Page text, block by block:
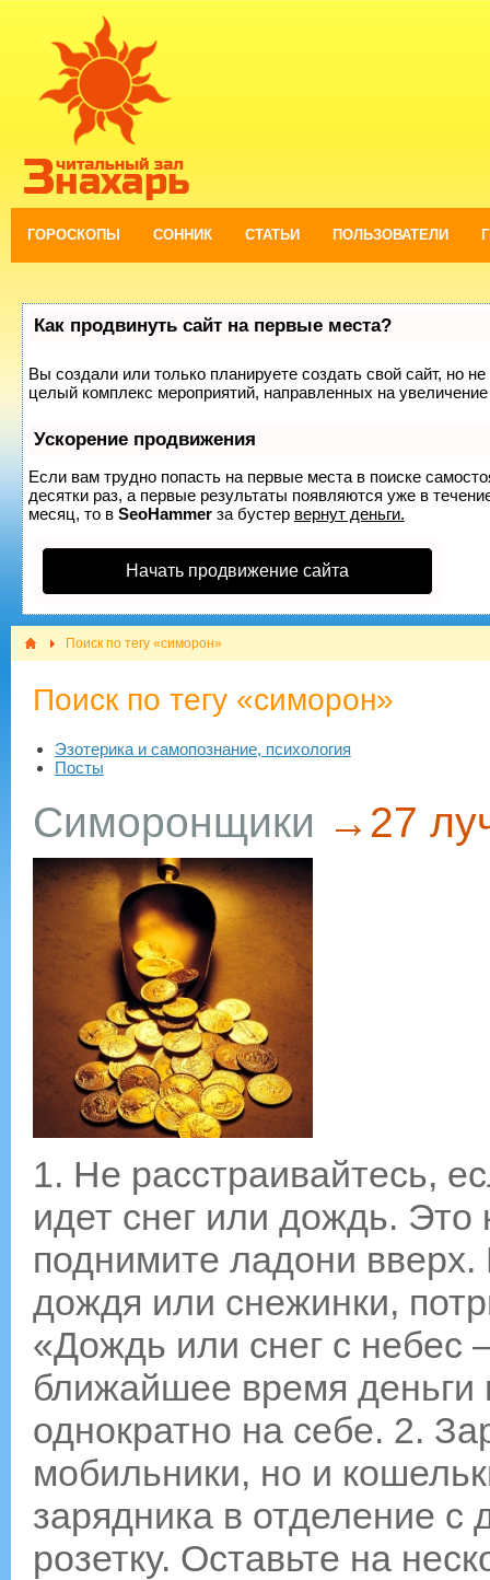
ГОРОСКОПЫ СОННИК СТАТЬИ ПОЛЬЗОВАТЕЛИ
Как продвинуть сайт на первые места?
Вы создали или только планируете создать свой сайт, но
целый комплекс мероприятий, направленных на
Ускорение продвижения
Если вам трудно попасть на первые места в поиске
десятки раз, а первые результаты появляются уже в
месяц, то в SeoHammerза бустер вернут деньги.
Начать продвижение сайта
Поиск по тегу «симорон»
Поиск по тегу «симорон»
Эзотерика и самопознание, психология
Посты
Симоронщики → ​27
1. Не расстраивайтесь,
идет снег или дождь. Это
поднимите ладони вверх.
дождя или снежинки,
«Дождь или снег с
ближайшее время деньги
однократно на себе. 2.
мобильники, но и
зарядника в отделение с
розетку. Оставьте на